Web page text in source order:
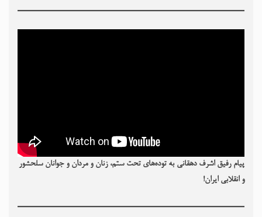
پیام رفیق اشرف دهقانی به توده‌های تحت ستم، زنان و مردان و جوانان سلحشور
و انقلابی ایران!